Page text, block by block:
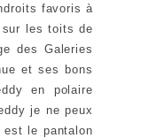
favoris à
sur les toits de
des Galeries
et ses bons
en polaire
je ne peux
est le pantalon